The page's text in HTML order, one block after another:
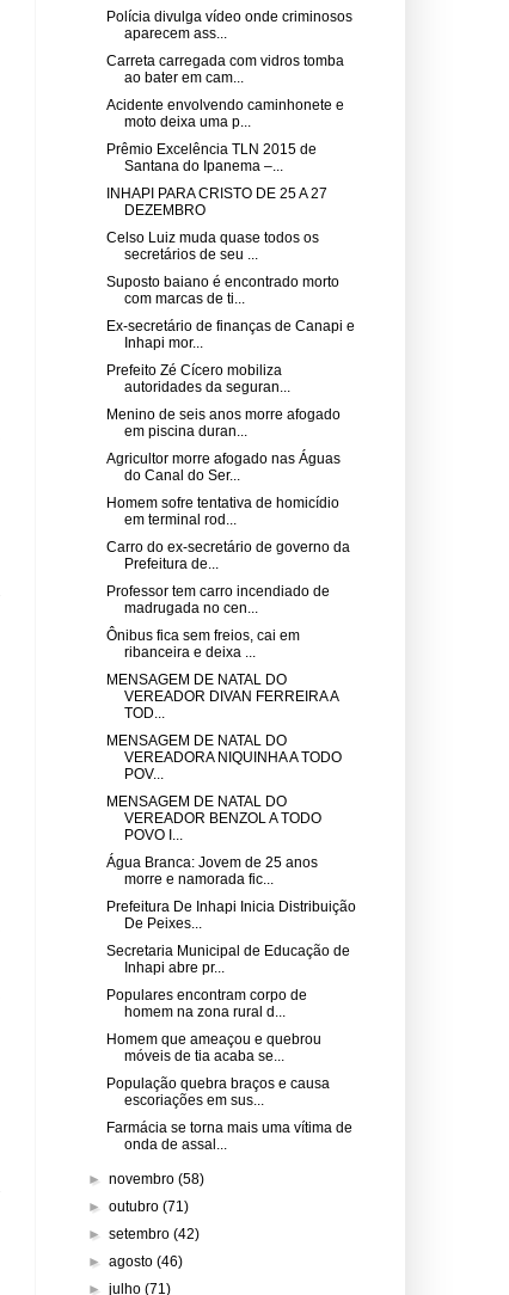
Polícia divulga vídeo onde criminosos
aparecem ass...
Carreta carregada com vidros tomba
ao bater em cam...
Acidente envolvendo caminhonete e
moto deixa uma p...
Prêmio Excelência TLN 2015 de
Santana do Ipanema –...
INHAPI PARA CRISTO DE 25 A 27
DEZEMBRO
Celso Luiz muda quase todos os
secretários de seu ...
Suposto baiano é encontrado morto
com marcas de ti...
Ex-secretário de finanças de Canapi e
Inhapi mor...
Prefeito Zé Cícero mobiliza
autoridades da seguran...
Menino de seis anos morre afogado
em piscina duran...
Agricultor morre afogado nas Águas
do Canal do Ser...
Homem sofre tentativa de homicídio
em terminal rod...
Carro do ex-secretário de governo da
Prefeitura de...
Professor tem carro incendiado de
madrugada no cen...
Ônibus fica sem freios, cai em
ribanceira e deixa ...
MENSAGEM DE NATAL DO
VEREADOR DIVAN FERREIRA A
TOD...
MENSAGEM DE NATAL DO
VEREADORA NIQUINHA A TODO
POV...
MENSAGEM DE NATAL DO
VEREADOR BENZOL A TODO
POVO I...
Água Branca: Jovem de 25 anos
morre e namorada fic...
Prefeitura De Inhapi Inicia Distribuição
De Peixes...
Secretaria Municipal de Educação de
Inhapi abre pr...
Populares encontram corpo de
homem na zona rural d...
Homem que ameaçou e quebrou
móveis de tia acaba se...
População quebra braços e causa
escoriações em sus...
Farmácia se torna mais uma vítima de
onda de assal...
►novembro(58)
►outubro(71)
►setembro(42)
►agosto(46)
►julho(71)